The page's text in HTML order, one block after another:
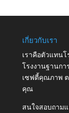
เกี่ยวกับเรา
เราคือตัวแทนโ
โรงงานฐานก
เซฟตี้คุณภาพ
คุณ
สนใจสอบถามแ